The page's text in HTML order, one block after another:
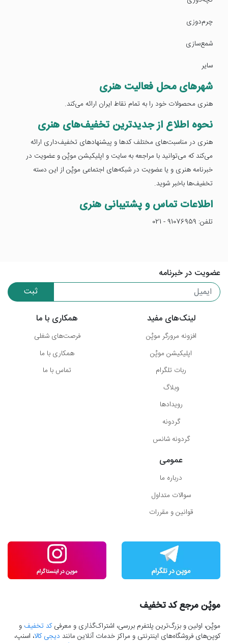
چرم‌دوزی
شمع‌سازی
سایر
شهرهای محل فعالیت هنری
هنری محصولات خود را به تمام نقاط ایران ارائه می‌کند.
نحوه اطلاع از جدیدترین تخفیف‌های هنری
هنری در مناسبت‌های مختلف کدها و پیشنهادهای تخفیف‌داری ارائه
می‌کند که می‌توانید با مراجعه به سایت و اپلیکیشن موپُن و عضویت در
خبرنامه هنری و یا عضویت در شبکه‌های اجتماعی موپُن از این دسته
تخفیف‌ها باخبر شوید.
اطلاعات تماس و پشتیبانی هنری
تلفن: 91076959 - 021
عضویت در خبرنامه
ثبت
لینک‌های مفید
افزونه مرورگر موپُن
اپلیکیشن موپُن
ربات تلگرام
وبلاگ
رویدادها
گردونه
گردونه شانس
همکاری با ما
فرصت‌های شغلی
همکاری با ما
تماس با ما
عمومی
درباره ما
سوالات متداول
قوانین و مقررات
موپُن مرجع کد تخفیف
موپُن، اولین و بزرگ‌ترین پلتفرم بررسی، اشتراک‌گذاری و معرفیکد تخفیف و
کوپن‌های فروشگاه‌های اینترنتی و مراکز خدمات آنلاین مانند دیجی کالا، اسنپ،